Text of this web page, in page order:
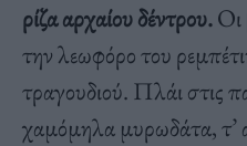
ρίζα αρχαίου δέντρου.Οι
την λεωφόρο του
τραγουδιού. Πλάι στις
χαμόμηλα μυρωδάτα, τ’